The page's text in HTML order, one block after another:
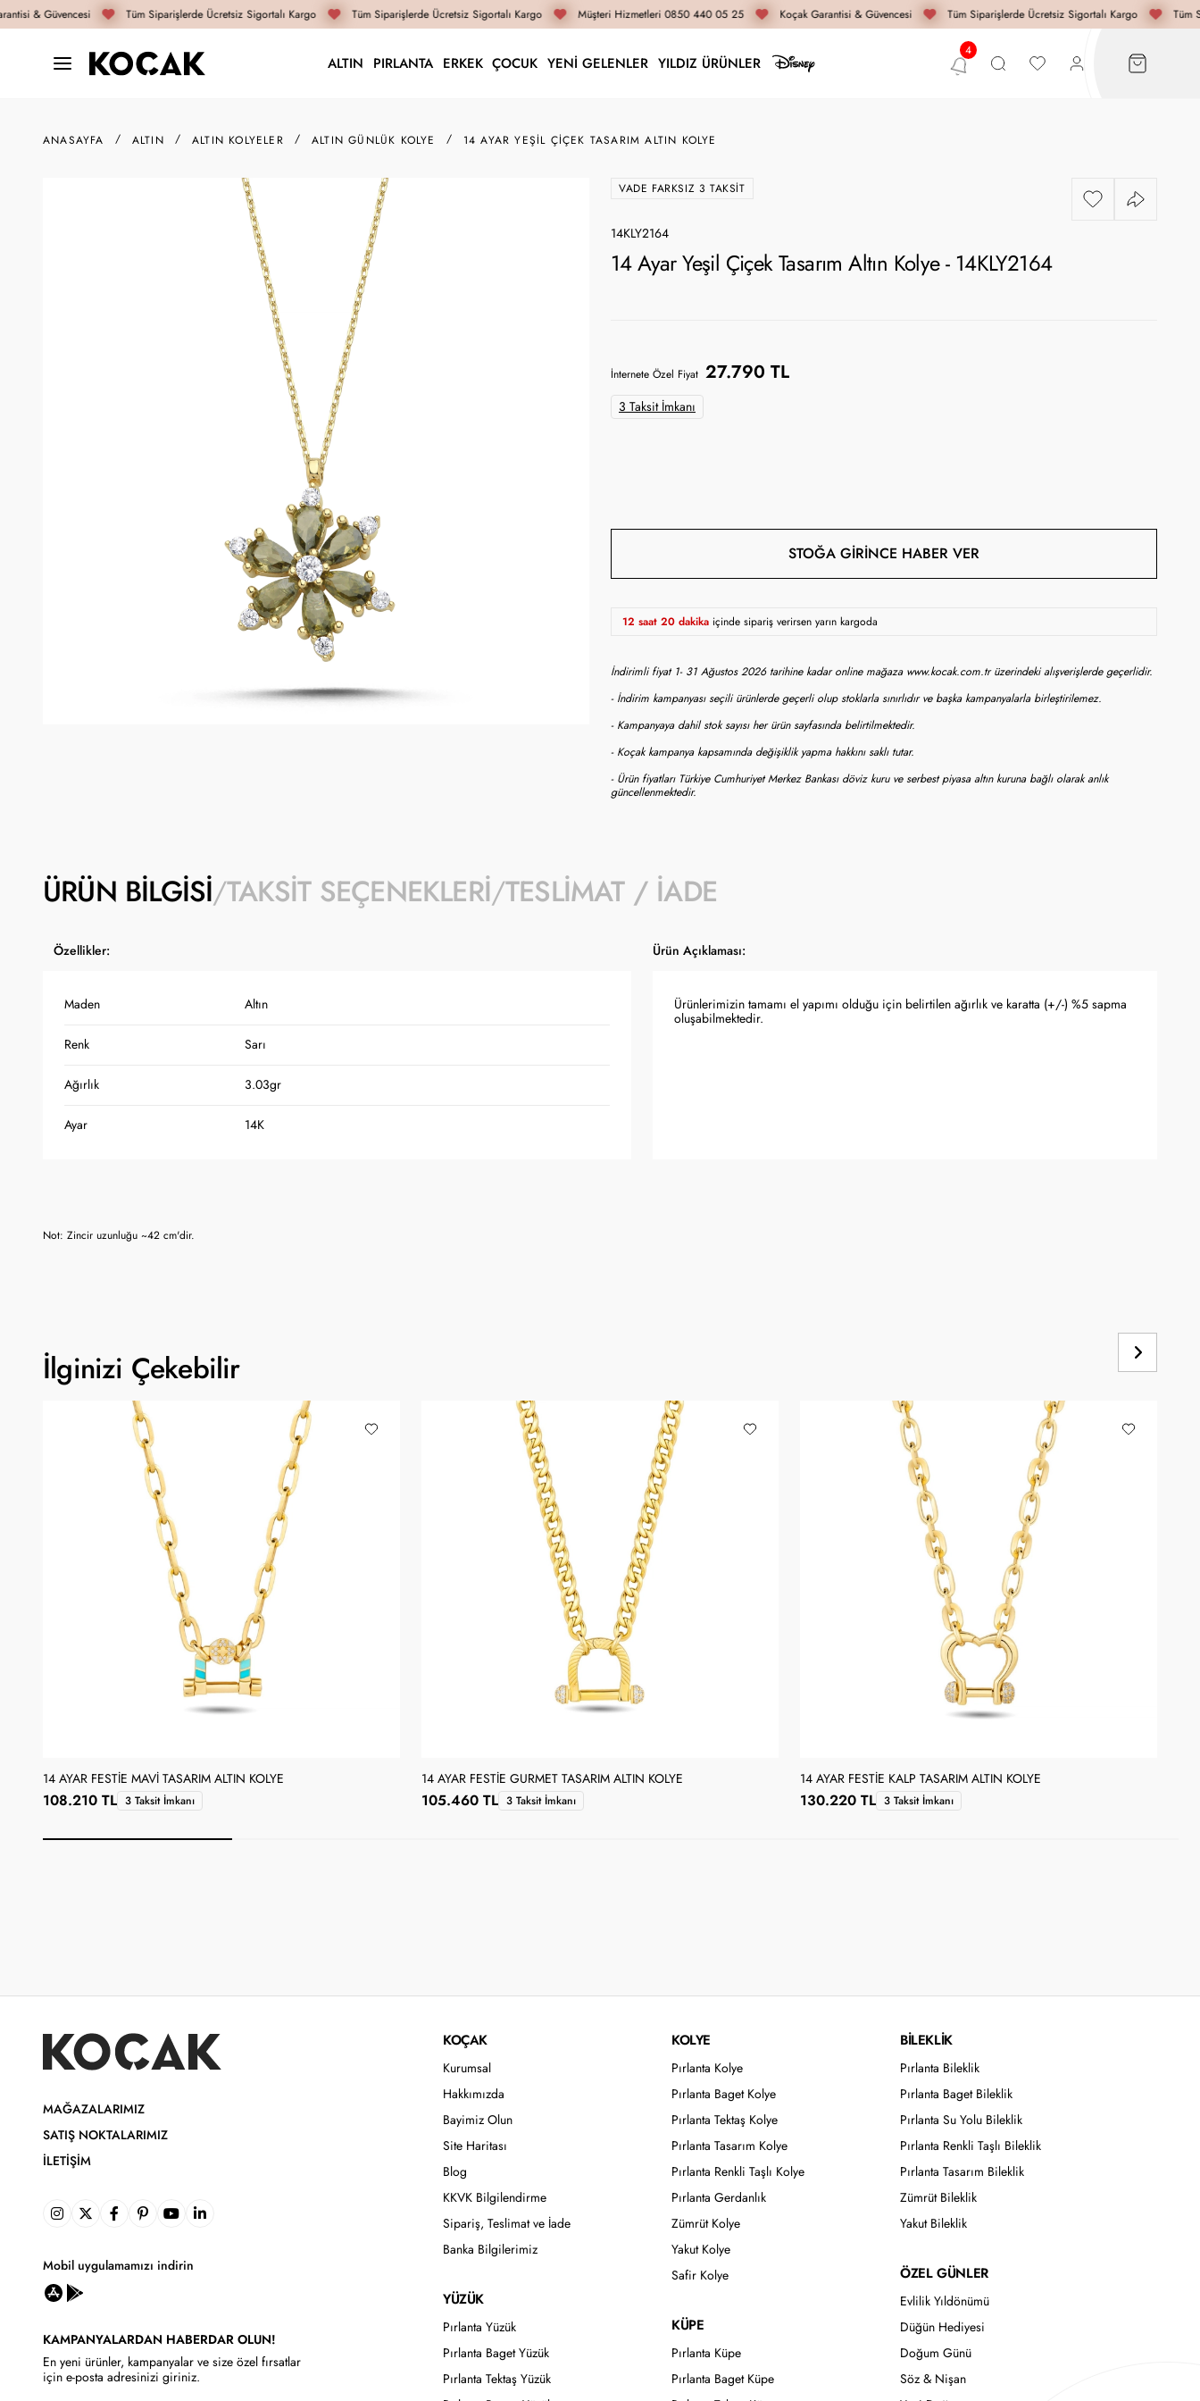
& Güvencesi Tüm Siparişlerde Ücretsiz Sigortalı Kargo Tüm Siparişlerde Ücretsiz Sigortalı Kargo Müşteri Hizmetleri 0850 440 05 25 Koçak Garantisi & Güvencesi Tüm Siparişlerde Ücretsiz Sigortalı Kargo Tüm
ALTIN PIRLANTA ERKEK ÇOCUK YENİ GELENLER YILDIZ ÜRÜNLER
ANASAYFA ALTIN ALTIN KOLYELER ALTIN GÜNLÜK KOLYE 14 AYAR YEŞIL ÇIÇEK TASARIM ALTIN KOLYE
VADE FARKSIZ 3 TAKSIT
14KLY2164
14 Ayar Yeşil Çiçek Tasarım Altın Kolye - 14KLY2164
İnternete Özel Fiyat 27.790 TL
3 Taksit İmkanı
STOĞA GIRINCE HABER VER
12 saat 20 dakika içinde sipariş verirsen yarın kargoda
İndirimli fiyat 1- 31 Ağustos 2026 tarihine kadar online mağaza www.kocak.com.tr üzerindeki alışverişlerde geçerlidir.
- İndirim kampanyası seçili ürünlerde geçerli olup stoklarla sınırlıdır ve başka kampanyalarla birleştirilemez.
- Kampanyaya dahil stok sayısı her ürün sayfasında belirtilmektedir.
- Koçak kampanya kapsamında değişiklik yapma hakkını saklı tutar.
- Ürün fiyatları Türkiye Cumhuriyet Merkez Bankası döviz kuru ve serbest piyasa altın kuruna bağlı olarak anlık
güncellenmektedir.
ÜRÜN BILGISI TAKSIT SEÇENEKLERI TESLIMAT / İADE
Özellikler: Ürün Açıklaması:
Maden Altın
Renk Sarı
Ağırlık 3.03gr
Ayar 14K
Ürünlerimizin tamamı el yapımı olduğu için belirtilen ağırlık ve karatta (+/-) %5 sapma
oluşabilmektedir.
Not: Zincir uzunluğu ~42 cm'dir.
İlginizi Çekebilir
14 AYAR FESTIE MAVI TASARIM ALTIN KOLYE
108.210 TL 3 Taksit İmkanı
14 AYAR FESTIE GURMET TASARIM ALTIN KOLYE
105.460 TL 3 Taksit İmkanı
14 AYAR FESTIE KALP TASARIM ALTIN KOLYE
130.220 TL 3 Taksit İmkanı
MAĞAZALARIMIZ
SATIŞ NOKTALARIMIZ
İLETIŞIM
Mobil uygulamamızı indirin
KAMPANYALARDAN HABERDAR OLUN!
En yeni ürünler, kampanyalar ve size özel fırsatlar
için e-posta adresinizi giriniz.
KOÇAK
Kurumsal
Hakkımızda
Bayimiz Olun
Site Haritası
Blog
KKVK Bilgilendirme
Sipariş, Teslimat ve İade
Banka Bilgilerimiz
YÜZÜK
Pırlanta Yüzük
Pırlanta Baget Yüzük
Pırlanta Tektaş Yüzük
KOLYE
Pırlanta Kolye
Pırlanta Baget Kolye
Pırlanta Tektaş Kolye
Pırlanta Tasarım Kolye
Pırlanta Renkli Taşlı Kolye
Pırlanta Gerdanlık
Zümrüt Kolye
Yakut Kolye
Safir Kolye
KÜPE
Pırlanta Küpe
Pırlanta Baget Küpe
BİLEKLİK
Pırlanta Bileklik
Pırlanta Baget Bileklik
Pırlanta Su Yolu Bileklik
Pırlanta Renkli Taşlı Bileklik
Pırlanta Tasarım Bileklik
Zümrüt Bileklik
Yakut Bileklik
ÖZEL GÜNLER
Evlilik Yıldönümü
Düğün Hediyesi
Doğum Günü
Söz & Nişan